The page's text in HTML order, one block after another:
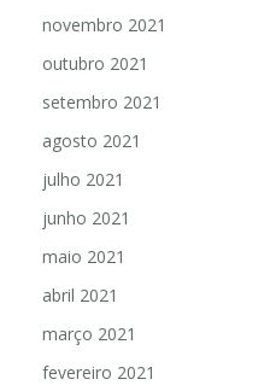
novembro 2021
outubro 2021
setembro 2021
agosto 2021
julho 2021
junho 2021
maio 2021
abril 2021
março 2021
fevereiro 2021